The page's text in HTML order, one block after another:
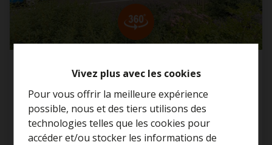
Vivez plus avec les cookies
Pour vous offrir la meilleure expérience
possible, nous et des tiers utilisons des
technologies telles que les cookies pour
accéder et/ou stocker les informations de
Appartement
Diksmuidelaan 2A, 1000 Bruxelles